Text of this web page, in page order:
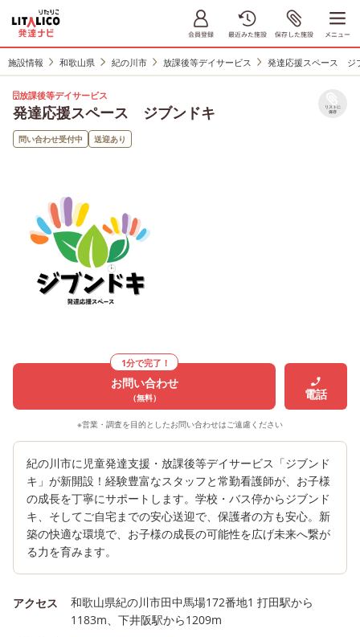
施設情報 和歌山県 紀の川市 放課後等デイサービス 発達応援スペース ジ
放課後等デイサービス
発達応援スペース ジブンドキ リストに
保存
問い合わせ受付中 送迎あり
1分で完了！
お問い合わせ
（無料） 電話
※営業・調査を目的としたお問い合わせはご遠慮ください
紀の川市に児童発達支援・放課後等デイサービス「ジブンド
キ」が新開設！経験豊富なスタッフと常勤看護師が、お子様
の成長を丁寧にサポートします。学校・バス停からジブンド
キ、そしてご自宅までの安心送迎で、保護者の方も安心。新
築の快適な環境で、お子様の成長の可能性を広げ未来へ繋が
る力を育みます。
アクセス
和歌山県紀の川市田中馬場172番地1 打田駅から
1183m、下井阪駅から1209m